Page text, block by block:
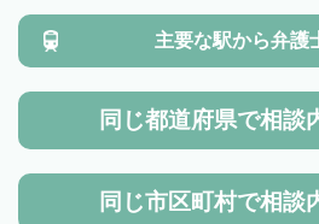
主要な駅から弁護
同じ都道府県で相談
同じ市区町村で相談